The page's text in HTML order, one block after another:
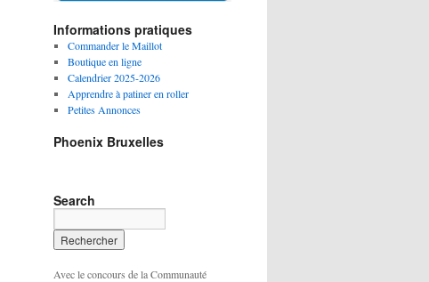
Informations pratiques
Commander le Maillot
Boutique en ligne
Calendrier 2025-2026
Apprendre à patiner en roller
Petites Annonces
Phoenix Bruxelles
Search
Avec le concours de la Communauté